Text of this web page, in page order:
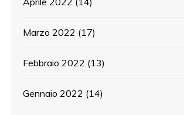
Marzo 2022 (17)
Febbraio 2022 (13)
Gennaio 2022 (14)